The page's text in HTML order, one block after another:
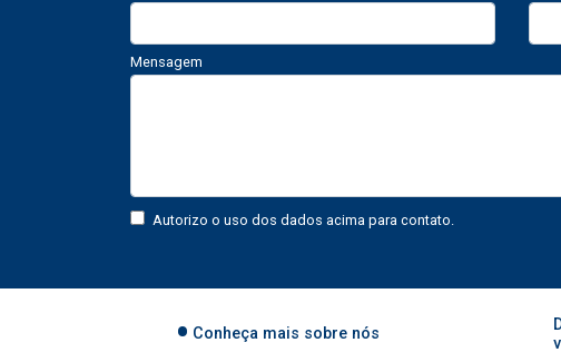
Mensagem
Autorizo o uso dos dados acima para contato.
Conheça mais sobre nós